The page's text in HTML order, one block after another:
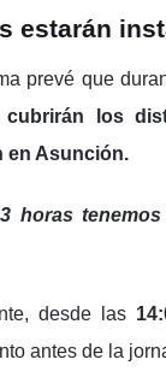
estarán
prevé que
los
en Asunción.
horas
desde las
antes de la